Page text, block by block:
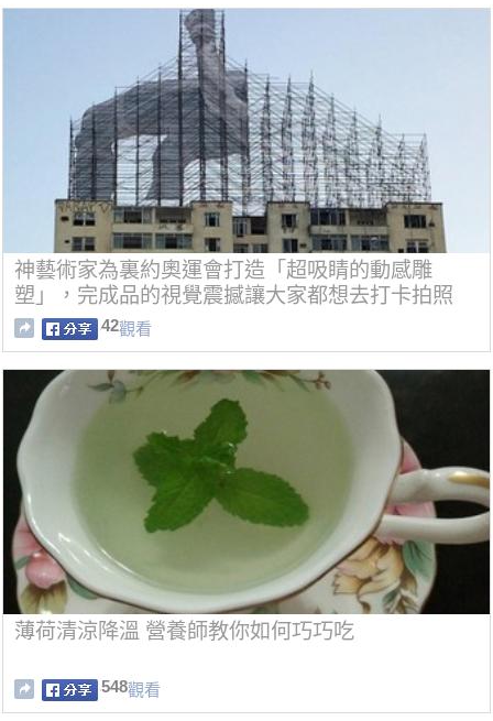
神藝術家為裏約奧運會打造「超吸睛的動感雕
塑」，完成品的視覺震撼讓大家都想去打卡拍照
啊！
42觀看
薄荷清涼降溫 營養師教你如何巧巧吃
548觀看